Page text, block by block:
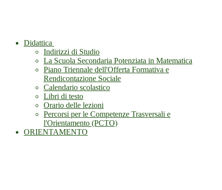
Didattica
Indirizzi di Studio
La Scuola Secondaria Potenziata in Matematica
Piano Triennale dell'Offerta Formativa e
Rendicontazione Sociale
Calendario scolastico
Libri di testo
Orario delle lezioni
Percorsi per le Competenze Trasversali e
l'Orientamento (PCTO)
ORIENTAMENTO